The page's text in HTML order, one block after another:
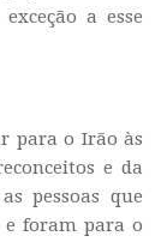
a esse
para o Irão às
e da
pessoas que
e foram para o